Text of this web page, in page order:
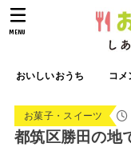
おいしいおうち コメ
MENU
お菓子・スイーツ
都筑区勝田の地